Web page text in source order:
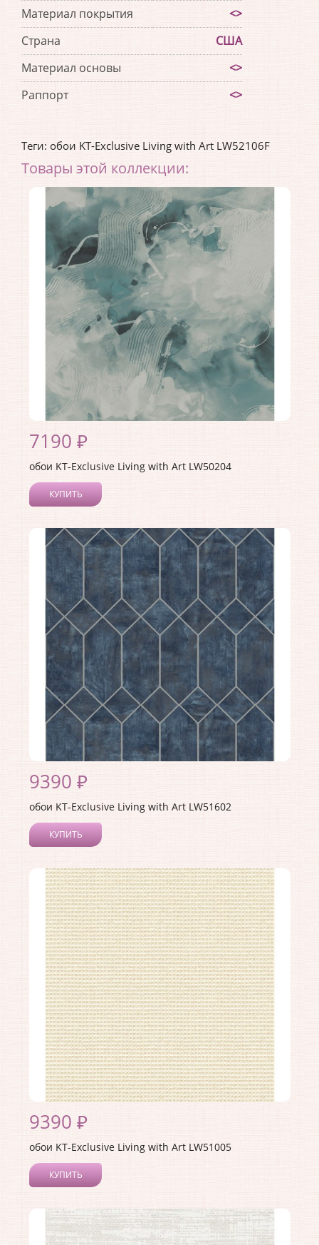
Материал покрытия
<>
Страна
США
Материал основы
<>
Раппорт
<>
Теги: обои KT-Exclusive Living with Art LW52106F
Товары этой коллекции:
7190 ₽
обои KT-Exclusive Living with Art LW50204
КУПИТЬ
Коллекция:Living with Art
Длина рулона:10
Ширина рулона:0.52
Материал покрытия:
Акриловое
Страна: США
Материал основы:Бумага
Раппорт:53
9390 ₽
обои KT-Exclusive Living with Art LW51602
КУПИТЬ
Коллекция:Living with Art
Длина рулона:8.23
Ширина рулона:0.68
Материал покрытия:Акриловое
Страна:США
Материал основы:Бумага
Раппорт:53
9390 ₽
обои KT-Exclusive Living with Art LW51005
КУПИТЬ
Коллекция: Living with Art
Длина рулона: 8.23
Ширина рулона:
0.68